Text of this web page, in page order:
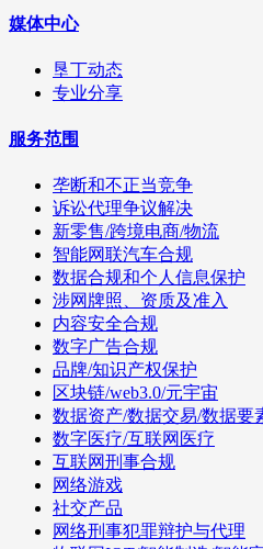
媒体中心
垦丁动态
专业分享
服务范围
垄断和不正当竞争
诉讼代理争议解决
新零售/跨境电商/物流
智能网联汽车合规
数据合规和个人信息保护
涉网牌照、资质及准入
内容安全合规
数字广告合规
品牌/知识产权保护
区块链/web3.0/元宇宙
数据资产/数据交易/数据要
数字医疗/互联网医疗
互联网刑事合规
网络游戏
社交产品
网络刑事犯罪辩护与代理